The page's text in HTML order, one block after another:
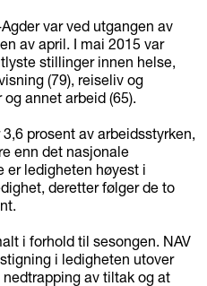
var ved utgangen av
av april. I mai 2015 var
stillinger innen helse,
(79), reiseliv og
annet arbeid (65).
prosent av arbeidsstyrken,
enn det nasjonale
er ledigheten høyest i
deretter følger de to
i forhold til sesongen. NAV
i ledigheten utover
av tiltak og at